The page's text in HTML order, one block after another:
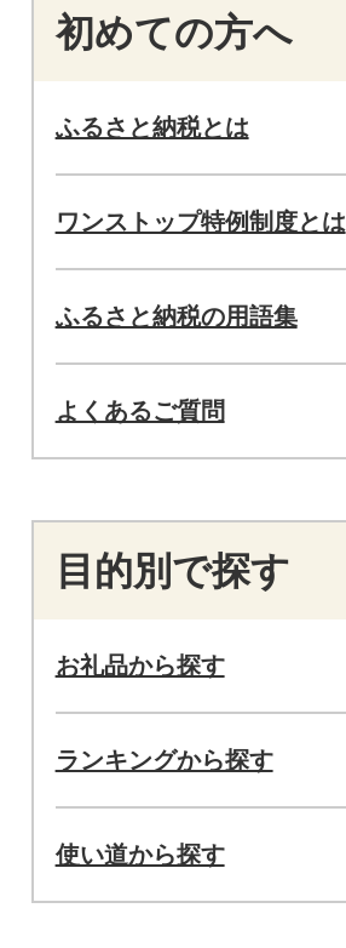
初めての方へ
ふるさと納税とは
ワンストップ特例制度とは
ふるさと納税の用語集
よくあるご質問
目的別で探す
お礼品から探す
ランキングから探す
使い道から探す